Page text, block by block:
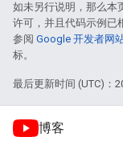
如未另行说明，那么本
许可，并且代码示例已
参阅 Google 开发者网
标。
最后更新时间 (UTC)：
博客